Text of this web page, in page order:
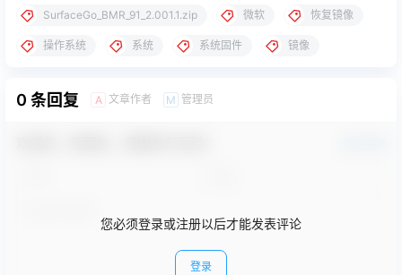
SurfaceGo_BMR_91_2.001.1.zip 微软 恢复镜像
操作系统 系统 系统固件 镜像
0 条回复 A 文章作者 M 管理员
您必须登录或注册以后才能发表评论
登录